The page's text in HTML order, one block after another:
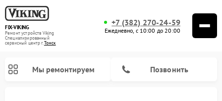
FIX-VIKING
Ремонт устройств Viking
Специализированный
cервисный центр г.Томск
+7 (382) 270-24-59
Ежедневно, с 10:00 до 20:00
Мы ремонтируем Позвонить